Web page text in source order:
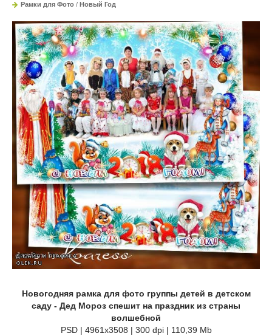
Рамки для Фото / Новый Год
Новогодняя рамка для фото группы детей в детском
саду - Дед Мороз спешит на праздник из страны
волшебной
PSD | 4961x3508 | 300 dpi | 110,39 Mb